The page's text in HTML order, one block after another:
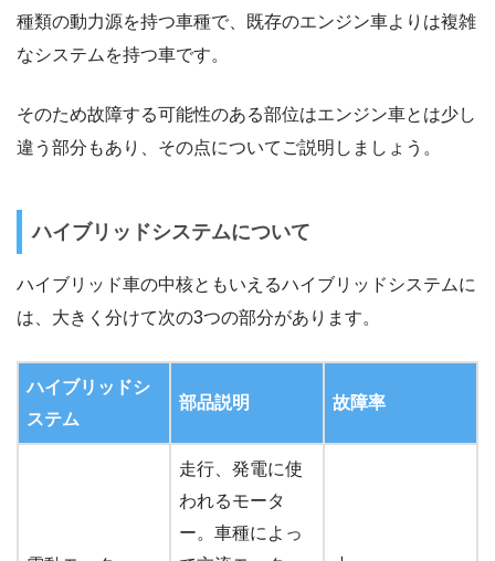
種類の動力源を持つ車種で、既存のエンジン車よりは複雑
なシステムを持つ車です。
そのため故障する可能性のある部位はエンジン車とは少し
違う部分もあり、その点についてご説明しましょう。
ハイブリッドシステムについて
ハイブリッド車の中核ともいえるハイブリッドシステムに
は、大きく分けて次の3つの部分があります。
ハイブリッドシ
ステム
部品説明 故障率
走行、発電に使
われるモータ
ー。車種によっ